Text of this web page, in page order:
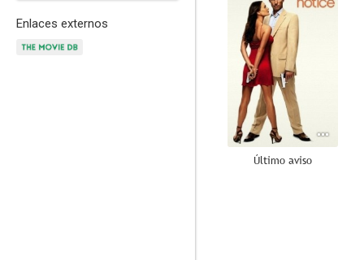
Enlaces externos
Último aviso